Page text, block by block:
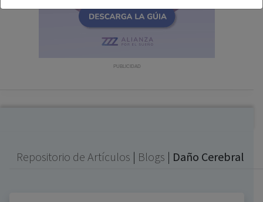
facultados para prescribir o dispensar medicamentos
con ejercicio profesional. La información técnica de los
fármacos se facilita a título meramente informativo,
PUBLICIDAD
Repositorio de Artículos | Blogs | Daño Cerebral